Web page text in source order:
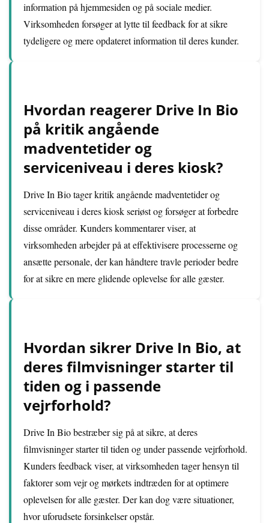
information på hjemmesiden og på sociale medier.
Virksomheden forsøger at lytte til feedback for at sikre
tydeligere og mere opdateret information til deres kunder.
Hvordan reagerer Drive In Bio
på kritik angående
madventetider og
serviceniveau i deres kiosk?
Drive In Bio tager kritik angående madventetider og
serviceniveau i deres kiosk seriøst og forsøger at forbedre
disse områder. Kunders kommentarer viser, at
virksomheden arbejder på at effektivisere processerne og
ansætte personale, der kan håndtere travle perioder bedre
for at sikre en mere glidende oplevelse for alle gæster.
Hvordan sikrer Drive In Bio, at
deres filmvisninger starter til
tiden og i passende
vejrforhold?
Drive In Bio bestræber sig på at sikre, at deres
filmvisninger starter til tiden og under passende vejrforhold.
Kunders feedback viser, at virksomheden tager hensyn til
faktorer som vejr og mørkets indtræden for at optimere
oplevelsen for alle gæster. Der kan dog være situationer,
hvor uforudsete forsinkelser opstår.